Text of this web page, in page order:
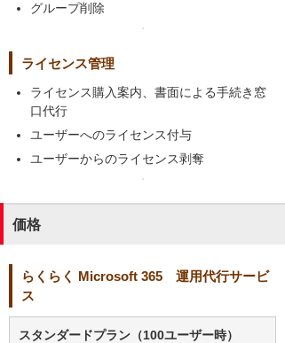
グループ削除
ライセンス管理
ライセンス購入案内、書面による手続き窓
口代行
ユーザーへのライセンス付与
ユーザーからのライセンス剥奪
価格
らくらく Microsoft 365 運用代行サービ
ス
スタンダードプラン（100ユーザー時）